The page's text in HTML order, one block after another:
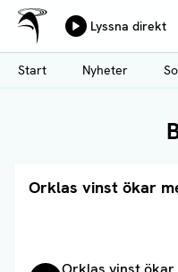
Hoppa
till
huvudinnehåll
Ålands Radio & TV
Lyssna direkt
Start
Nyheter
Orklas vinst ökar
Läs artikel
Lyssna på: